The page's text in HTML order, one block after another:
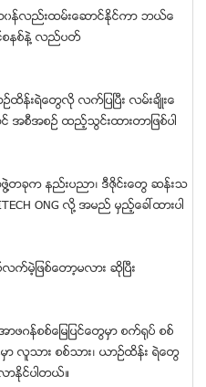
ာ၀န္လည္းထမ္းေဆာင္ႏုိင္ကာ ဘယ္ေ
စနစ္နဲ႔ လည္ပတ္
ထိန္းရဲေတြလုိ လက္ျပၿပီး လမ္းခ်ိဳးေ
အစီအစဥ္ ထည့္သြင္းထားတာျဖစ္ပါ
တခုက နည္းပညာ၊ ဒီဇုိင္းေတြ ဆန္းသ
ONG လုိ႔ အမည္ မွည့္ေခၚထားပါ
မဲ့ျဖစ္ေတာ့မလား ဆုိၿပီး
န္စစ္ေျမျပင္ေတြမွာ စက္႐ုပ္ စစ္
လူသား စစ္သား၊ ယာဥ္ထိန္း ရဲေတြ
ာႏုိင္ပါတယ္။